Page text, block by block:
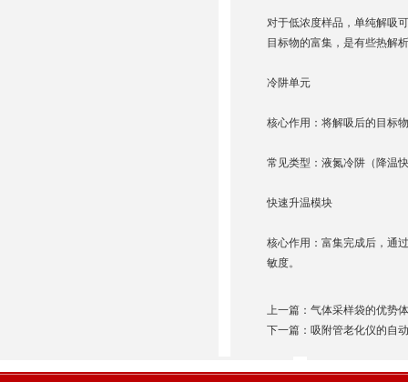
对于低浓度样品，单纯解吸
目标物的富集，是有些热解
冷阱单元
核心作用：将解吸后的目标
常见类型：液氮冷阱（降温
快速升温模块
核心作用：富集完成后，通
敏度。
上一篇： 气体采样袋的优势
下一篇： 吸附管老化仪的自